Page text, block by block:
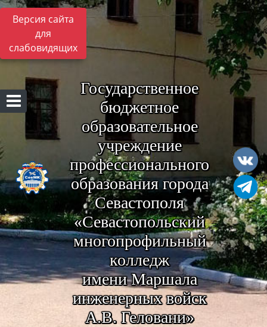
Версия сайта
для
слабовидящих
Государственное
бюджетное
образовательное
учреждение
профессионального
образования города
Севастополя
«Севастопольский
многопрофильный
колледж
имени Маршала
инженерных войск
А.В. Геловани»